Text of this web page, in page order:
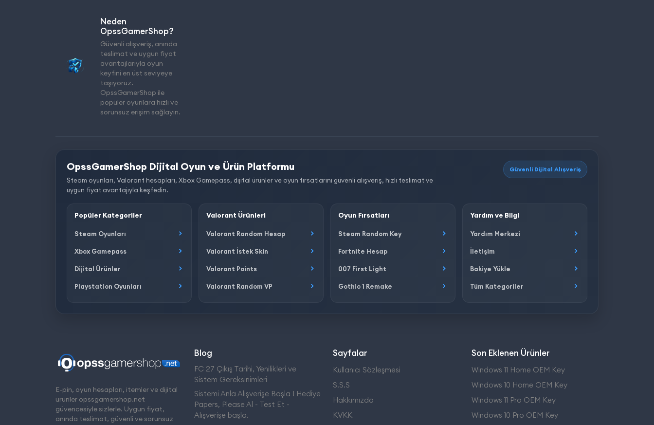
Neden
OpssGamerShop?
Güvenli alışveriş, anında
teslimat ve uygun fiyat
avantajlarıyla oyun
keyfini en üst seviyeye
taşıyoruz.
OpssGamerShop ile
popüler oyunlara hızlı ve
sorunsuz erişim sağlayın.
OpssGamerShop Dijital Oyun ve Ürün Platformu
Steam oyunları, Valorant hesapları, Xbox Gamepass, dijital ürünler ve oyun fırsatlarını güvenli alışveriş, hızlı teslimat ve
uygun fiyat avantajıyla keşfedin.
Güvenli Dijital Alışveriş
Popüler Kategoriler
Steam Oyunları
Xbox Gamepass
Dijital Ürünler
Playstation Oyunları
Valorant Ürünleri
Valorant Random Hesap
Valorant İstek Skin
Valorant Points
Valorant Random VP
Oyun Fırsatları
Steam Random Key
Fortnite Hesap
007 First Light
Gothic 1 Remake
Yardım ve Bilgi
Yardım Merkezi
İletişim
Bakiye Yükle
Tüm Kategoriler
E-pin, oyun hesapları, itemler ve dijital
ürünler opssgamershop.net
güvencesiyle sizlerle. Uygun fiyat,
anında teslimat, güvenli ve sorunsuz
Blog
FC 27 Çıkış Tarihi, Yenilikleri ve
Sistem Gereksinimleri
Sistemi Anla Alışverişe Başla ! Hediye
Papers, Please Al - Test Et -
Alışverişe başla.
Sayfalar
Kullanıcı Sözleşmesi
S.S.S
Hakkımızda
KVKK
Son Eklenen Ürünler
Windows 11 Home OEM Key
Windows 10 Home OEM Key
Windows 11 Pro OEM Key
Windows 10 Pro OEM Key